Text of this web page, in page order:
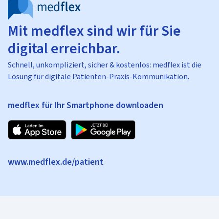
Mit medflex sind wir für Sie
digital erreichbar.
Schnell, unkompliziert, sicher & kostenlos: medflex ist die
Lösung für digitale Patienten-Praxis-Kommunikation.
medflex für Ihr Smartphone downloaden
www.medflex.de/patient